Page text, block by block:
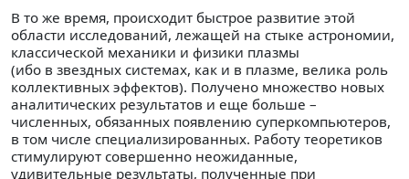
В то же время, происходит быстрое развитие этой
области исследований, лежащей на стыке астрономии,
классической механики и физики плазмы
(ибо в звездных системах, как и в плазме, велика роль
коллективных эффектов). Получено множество новых
аналитических результатов и еще больше –
численных, обязанных появлению суперкомпьютеров,
в том числе специализированных. Работу теоретиков
стимулируют совершенно неожиданные,
удивительные результаты, полученные при